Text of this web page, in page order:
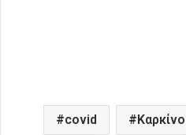
covid Καρκίνο